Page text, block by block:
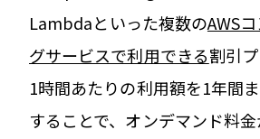
Lambdaといった複数のAWS
グサービスで利用できる割引プ
1時間あたりの利用額を1年間
することで、オンデマンド料